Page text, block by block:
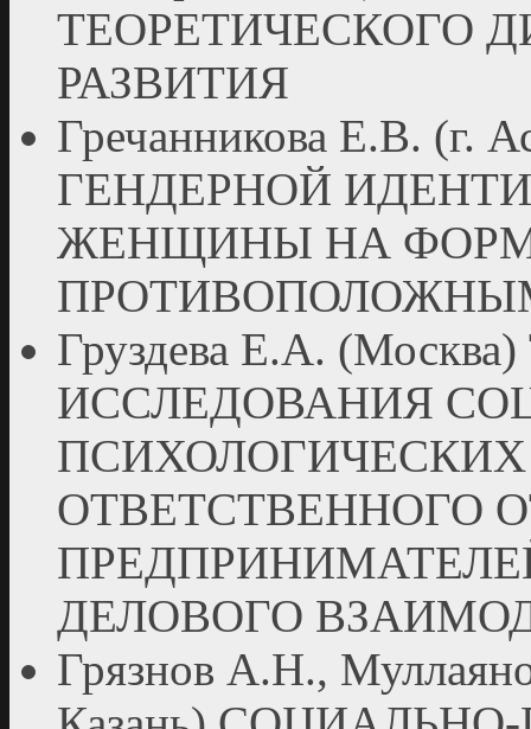
ТЕОРЕТИЧЕСКОГО
РАЗВИТИЯ
Гречанникова Е.В. (г.
ГЕНДЕРНОЙ
ЖЕНЩИНЫ НА
Груздева Е.А.
ИССЛЕДОВАНИЯ
ОТВЕТСТВЕННОГО
ДЕЛОВОГО
Грязнов А.Н.,